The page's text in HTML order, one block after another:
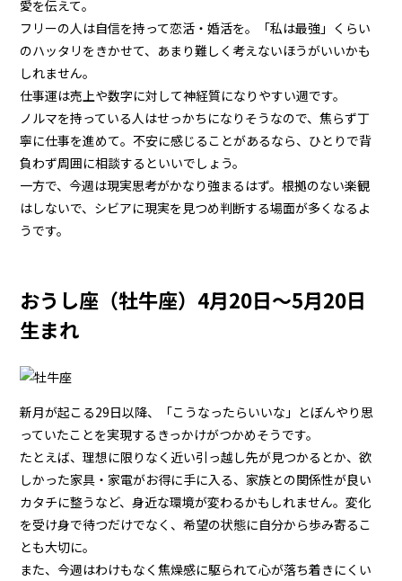
愛を伝えて。
フリーの人は自信を持って恋活・婚活を。「私は最強」くらい
のハッタリをきかせて、あまり難しく考えないほうがいいかも
しれません。
仕事運は売上や数字に対して神経質になりやすい週です。
ノルマを持っている人はせっかちになりそうなので、焦らず丁
寧に仕事を進めて。不安に感じることがあるなら、ひとりで背
負わず周囲に相談するといいでしょう。
一方で、今週は現実思考がかなり強まるはず。根拠のない楽観
はしないで、シビアに現実を見つめ判断する場面が多くなるよ
うです。
おうし座（牡牛座）4月20日～5月20日
生まれ
新月が起こる29日以降、「こうなったらいいな」とぼんやり思
っていたことを実現するきっかけがつかめそうです。
たとえば、理想に限りなく近い引っ越し先が見つかるとか、欲
しかった家具・家電がお得に手に入る、家族との関係性が良い
カタチに整うなど、身近な環境が変わるかもしれません。変化
を受け身で待つだけでなく、希望の状態に自分から歩み寄るこ
とも大切に。
また、今週はわけもなく焦燥感に駆られて心が落ち着きにくい